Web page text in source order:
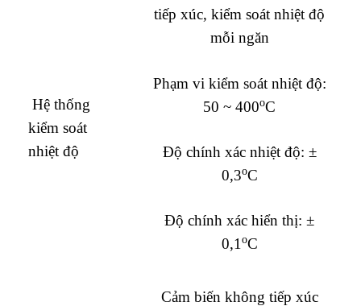
Hệ thống
kiểm soát
nhiệt độ
tiếp xúc, kiểm soát nhiệt độ
mỗi ngăn
Phạm vi kiểm soát nhiệt độ:
50 ~ 400oC
Độ chính xác nhiệt độ: ±
0,3oC
Độ chính xác hiển thị: ±
0,1 oC
Cảm biến không tiếp xúc